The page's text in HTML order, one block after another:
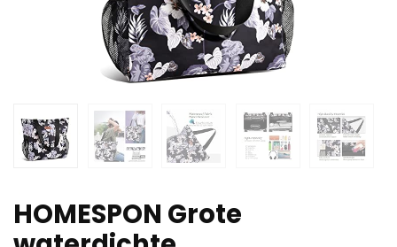
HOMESPON Grote